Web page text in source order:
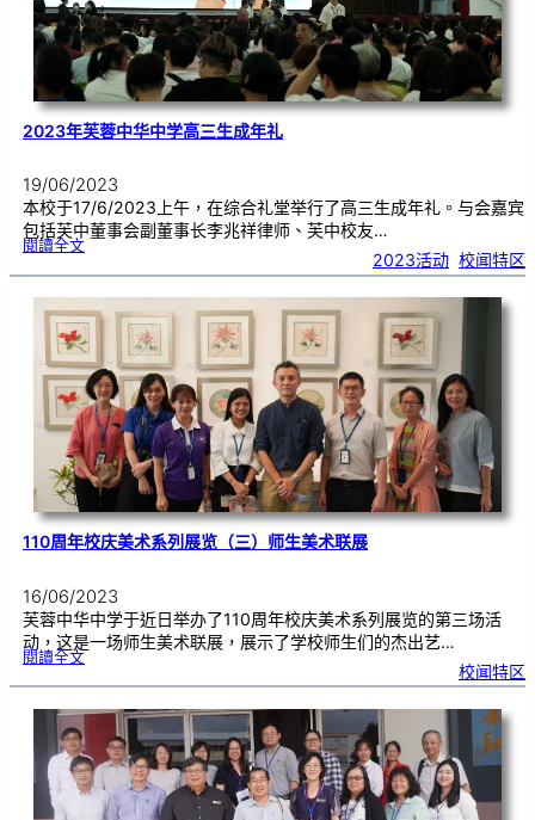
2023年芙蓉中华中学高三生成年礼
19/06/2023
本校于17/6/2023上午，在综合礼堂举行了高三生成年礼。与会嘉宾
包括芙中董事会副董事长李兆祥律师、芙中校友…
閱讀全文:2
3
芙
蓉
中
华
中
学
高
三
生
成
年
礼
2023活动 校闻特区
110周年校庆美术系列展览（三）师生美术联展
16/06/2023
芙蓉中华中学于近日举办了110周年校庆美术系列展览的第三场活
动，这是一场师生美术联展，展示了学校师生们的杰出艺…
閱讀全文:
1
周
校
庆
系
列
展
览
（
三
）
师
校闻特区